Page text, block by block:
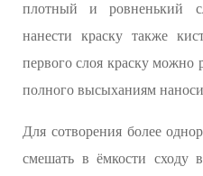
плотный и ровненький
нанести краску также
первого слоя краску можно
полного высыханиям
Для сотворения более
смешать в ёмкости сходу